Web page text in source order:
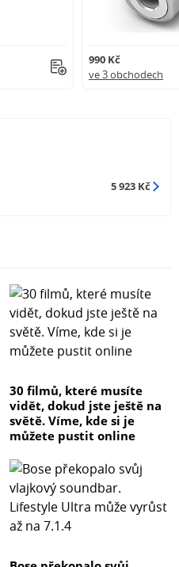
990 Kč
ve 3 obchodech
5 923 Kč
30 filmů, které musíte
vidět, dokud jste ještě na
světě. Víme, kde si je
můžete pustit online